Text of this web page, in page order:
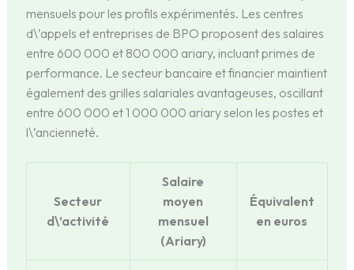
mensuels pour les profils expérimentés. Les centres
d\’appels et entreprises de BPO proposent des salaires
entre 600 000 et 800 000 ariary, incluant primes de
performance. Le secteur bancaire et financier maintient
également des grilles salariales avantageuses, oscillant
entre 600 000 et 1 000 000 ariary selon les postes et
l\’ancienneté.
Secteur
d\’activité
Salaire
moyen
mensuel
(Ariary)
Équivalent
en euros